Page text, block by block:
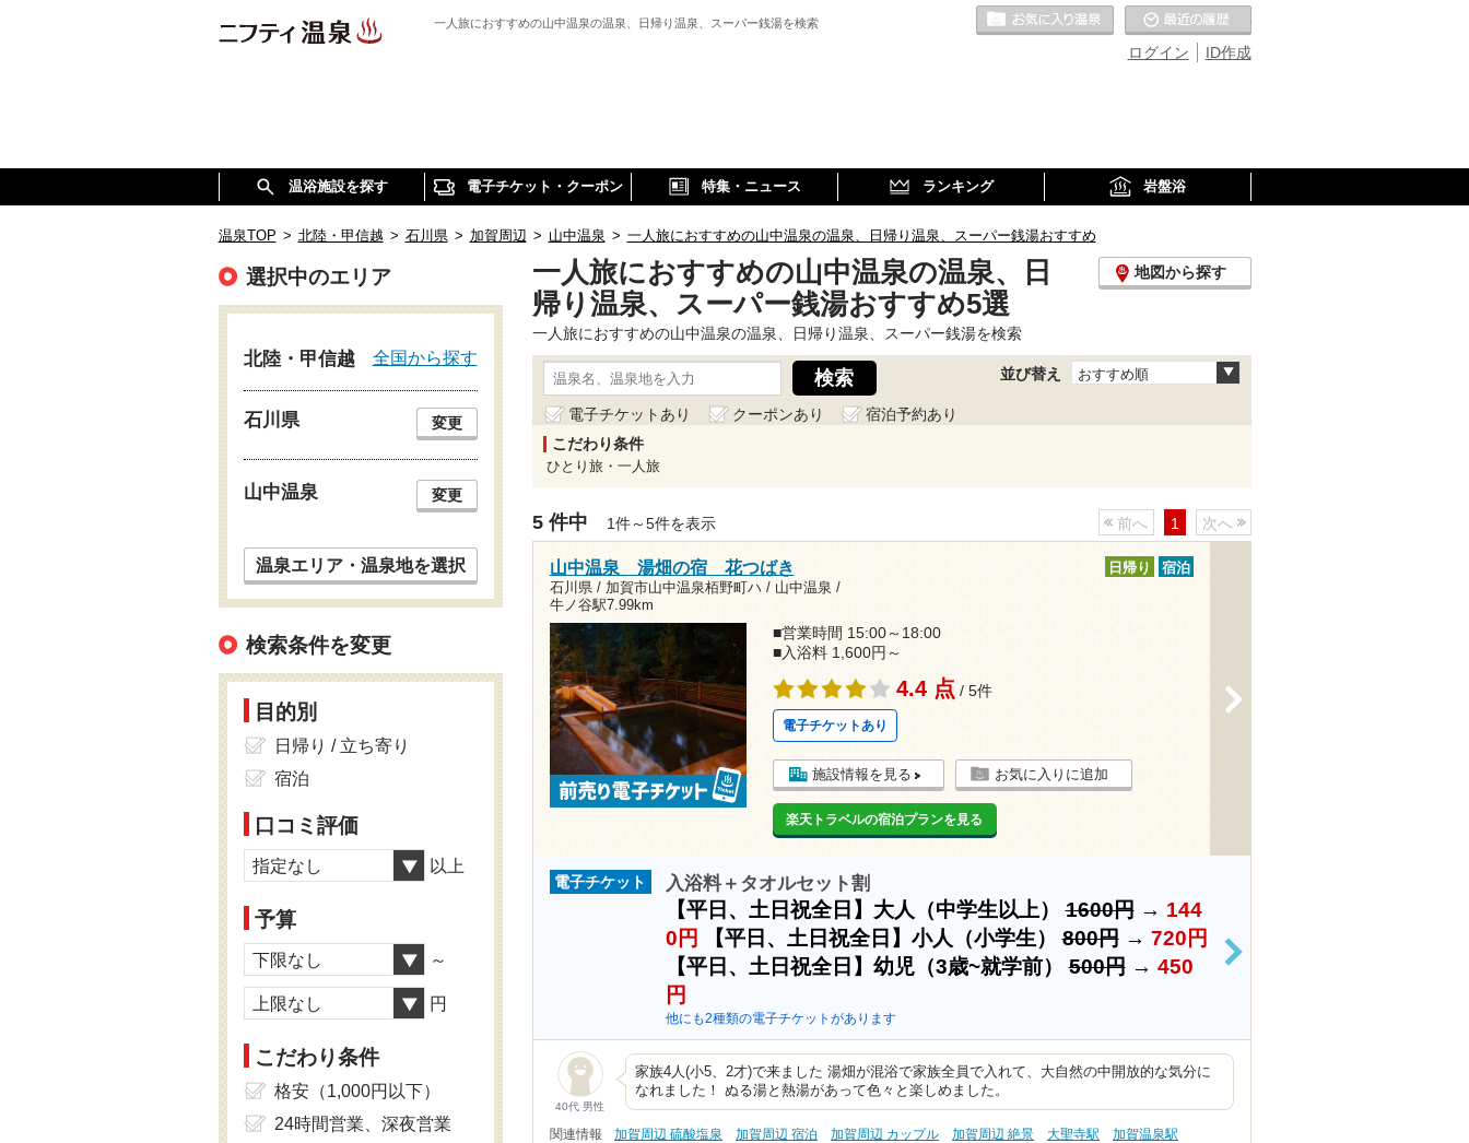
一人旅におすすめの山中温泉の温泉、日帰り温泉、スーパー銭湯を検索
ID作成
ログイン
お気に入りの温泉
温浴施設を探す 電子チケット・クーポン 特集・ニュース ランキング 岩盤浴
温泉TOP > 北陸・甲信越 > 石川県 > 加賀周辺 > 山中温泉 > 一人旅におすすめの山中温泉の温泉、日帰り温泉、スーパー銭湯おすすめ
一人旅におすすめの山中温泉の温泉、日
帰り温泉、スーパー銭湯おすすめ5選
地図から探す
一人旅におすすめの山中温泉の温泉、日帰り温泉、スーパー銭湯を検索
並び替え おすすめ順
電子チケットあり クーポンあり
宿泊予約あり
こだわり条件
ひとり旅・一人旅
5 件中 1件～5件を表示 前へ 1 次へ
山中温泉 湯畑の宿 花つばき
石川県 / 加賀市山中温泉栢野町ハ / 山中温泉 /
牛ノ谷駅7.99km
日帰り 宿泊
■営業時間 15:00～18:00
■入浴料 1,600円～
4.4 点 / 5件
電子チケットあり
施設情報を見る お気に入りに追加
楽天トラベルの宿泊プランを見る
電子チケット 入浴料＋タオルセット割
【平日、土日祝全日】大人（中学生以上）1600円→ 144
0円
【平日、土日祝全日】小人（小学生）800円→ 720円
【平日、土日祝全日】幼児（3歳~就学前）500円→ 450
円
他にも2種類の電子チケットがあります
>
40代 男性
家族4人(小5、2才)で来ました 湯畑が混浴で家族全員で入れて、大自然の中開放的な気分に
なれました！ ぬる湯と熱湯があって色々と楽しめました。
関連情報 加賀周辺 硫酸塩泉 加賀周辺 宿泊 加賀周辺 カップル 加賀周辺 絶景 大聖寺駅
加賀温泉駅
選択中のエリア
北陸・甲信越 全国から探す
石川県 変更
山中温泉 変更
温泉エリア・温泉地を選択
検索条件を変更
目的別
日帰り / 立ち寄り
宿泊
口コミ評価
指定なし 以上
予算
下限なし ～
上限なし 円
こだわり条件
格安（1,000円以下）
24時間営業、深夜営業